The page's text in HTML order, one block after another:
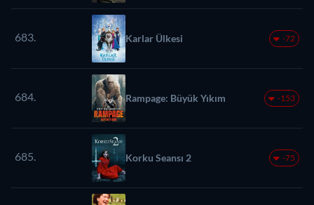
683. Karlar Ülkesi -72
684. Rampage: Büyük Yıkım -153
685. Korku Seansı 2 -75